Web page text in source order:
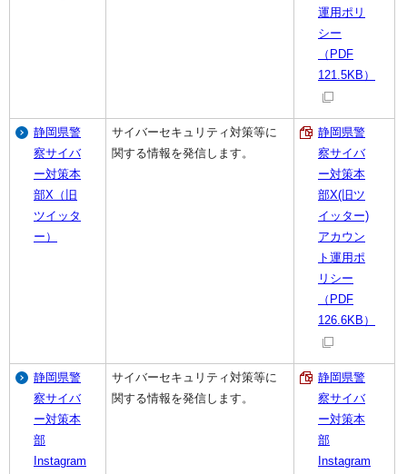
運用ポリ
シー
（PDF
121.5KB）
静岡県警
察サイバ
ー対策本
部X（旧
ツイッタ
ー）
サイバーセキュリティ対策等に
関する情報を発信します。
静岡県警
察サイバ
ー対策本
部X(旧ツ
イッター)
アカウン
ト運用ポ
リシー
（PDF
126.6KB）
静岡県警
察サイバ
ー対策本
部
Instagram
サイバーセキュリティ対策等に
関する情報を発信します。
静岡県警
察サイバ
ー対策本
部
Instagram